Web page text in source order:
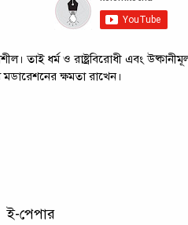
তাই ধর্ম ও রাষ্ট্রবিরোধী এবং
ক্ষমতা রাখেন।
ই-পেপার